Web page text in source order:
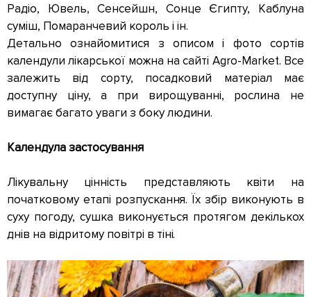
Радіо, Ювель, Сенсейшн, Сонце Єгипту, Каблуна
суміш, Помаранчевий король і ін.
Детально ознайомитися з описом і фото сортів
календули лікарської можна на сайті Agro-Market. Все
залежить від сорту, посадковий матеріал має
доступну ціну, а при вирощуванні, рослина не
вимагає багато уваги з боку людини.
Календула застосування
Лікувальну цінність представляють квіти на
початковому етапі розпускання. Їх збір виконують в
суху погоду, сушка виконується протягом декількох
днів на відритому повітрі в тіні.